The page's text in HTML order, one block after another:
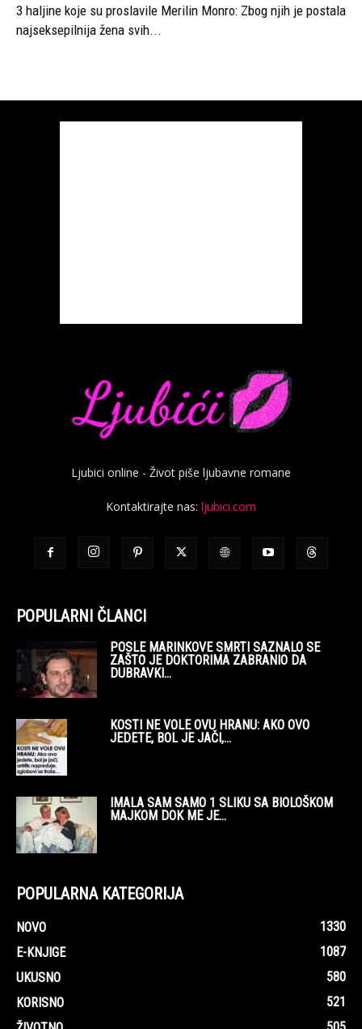
3 haljine koje su proslavile Merilin Monro: Zbog njih je postala
najseksepilnija žena svih...
Ljubici online - Život piše ljubavne romane
Kontaktirajte nas: ljubici.com
POPULARNI ČLANCI
POSLE MARINKOVE SMRTI SAZNALO SE
ZAŠTO JE DOKTORIMA ZABRANIO DA
DUBRAVKI...
KOSTI NE VOLE OVU HRANU: AKO OVO
JEDETE, BOL JE JAČI,...
IMALA SAM SAMO 1 SLIKU SA BIOLOŠKOM
MAJKOM DOK ME JE...
POPULARNA KATEGORIJA
NOVO
1330
E-KNJIGE
1087
UKUSNO
580
KORISNO
521